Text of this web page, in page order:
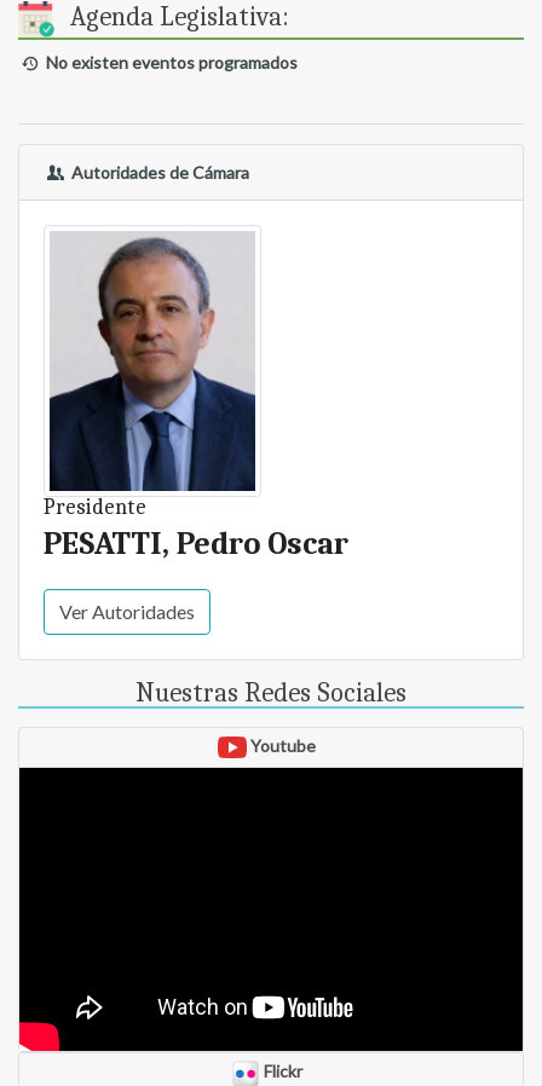
Agenda Legislativa:
No existen eventos programados
Autoridades de Cámara
Presidente
PESATTI, Pedro Oscar
Ver Autoridades
Nuestras Redes Sociales
Youtube
Flickr